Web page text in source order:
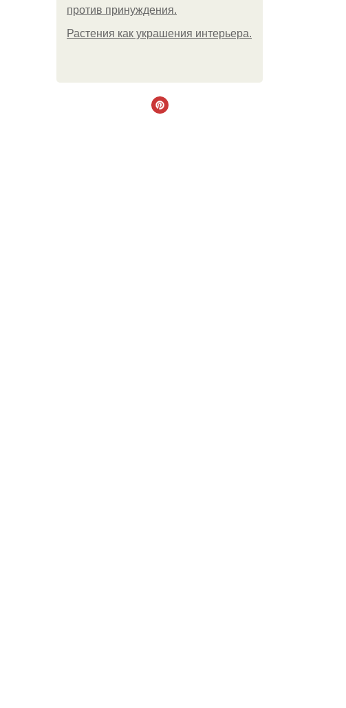
против принуждения.
Растения как украшения интерьера.